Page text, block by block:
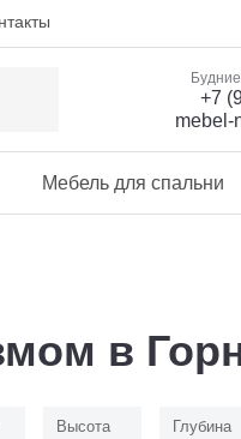
+7
mebel-
Мебель для спальни
в
Высота Глубина